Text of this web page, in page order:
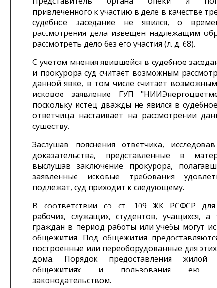
привлеченного к участию в деле в качестве
судебное заседание не явился, о
рассмотрения дела извещен надлежащим
рассмотреть дело без его участия (л. д. 68).
С учетом мнения явившейся в судебное
и прокурора суд считает возможным
данной явке, в том числе считает
исковое заявление ГУП
поскольку истец дважды не явился в
ответчица настаивает на рассмотрении
существу.
Заслушав пояснения ответчика,
доказательства, представленные в
выслушав заключение прокурора,
заявленные исковые требования
подлежат, суд приходит к следующему.
В соответствии со ст. 109 ЖК РСФСР для
рабочих, служащих, студентов, учащихся, а
граждан в период работы или учебы могут
общежития. Под общежития
построенные или переоборудованные для
дома. Порядок предоставления
общежитиях и пользования ею
законодательством.